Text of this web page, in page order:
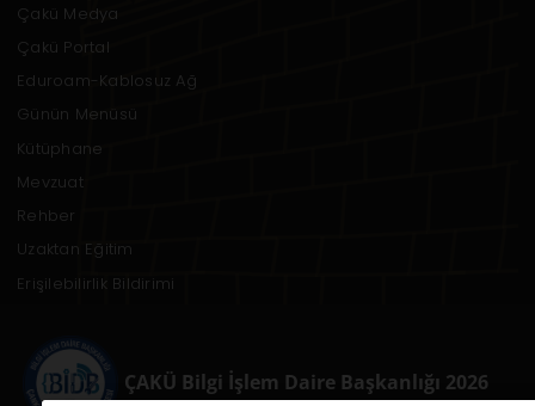
Çakü Medya
Çakü Portal
Eduroam-Kablosuz Ağ
Günün Menüsü
Kütüphane
Mevzuat
Rehber
Uzaktan Eğitim
Erişilebilirlik Bildirimi
ÇAKÜ Bilgi İşlem Daire Başkanlığı 2026